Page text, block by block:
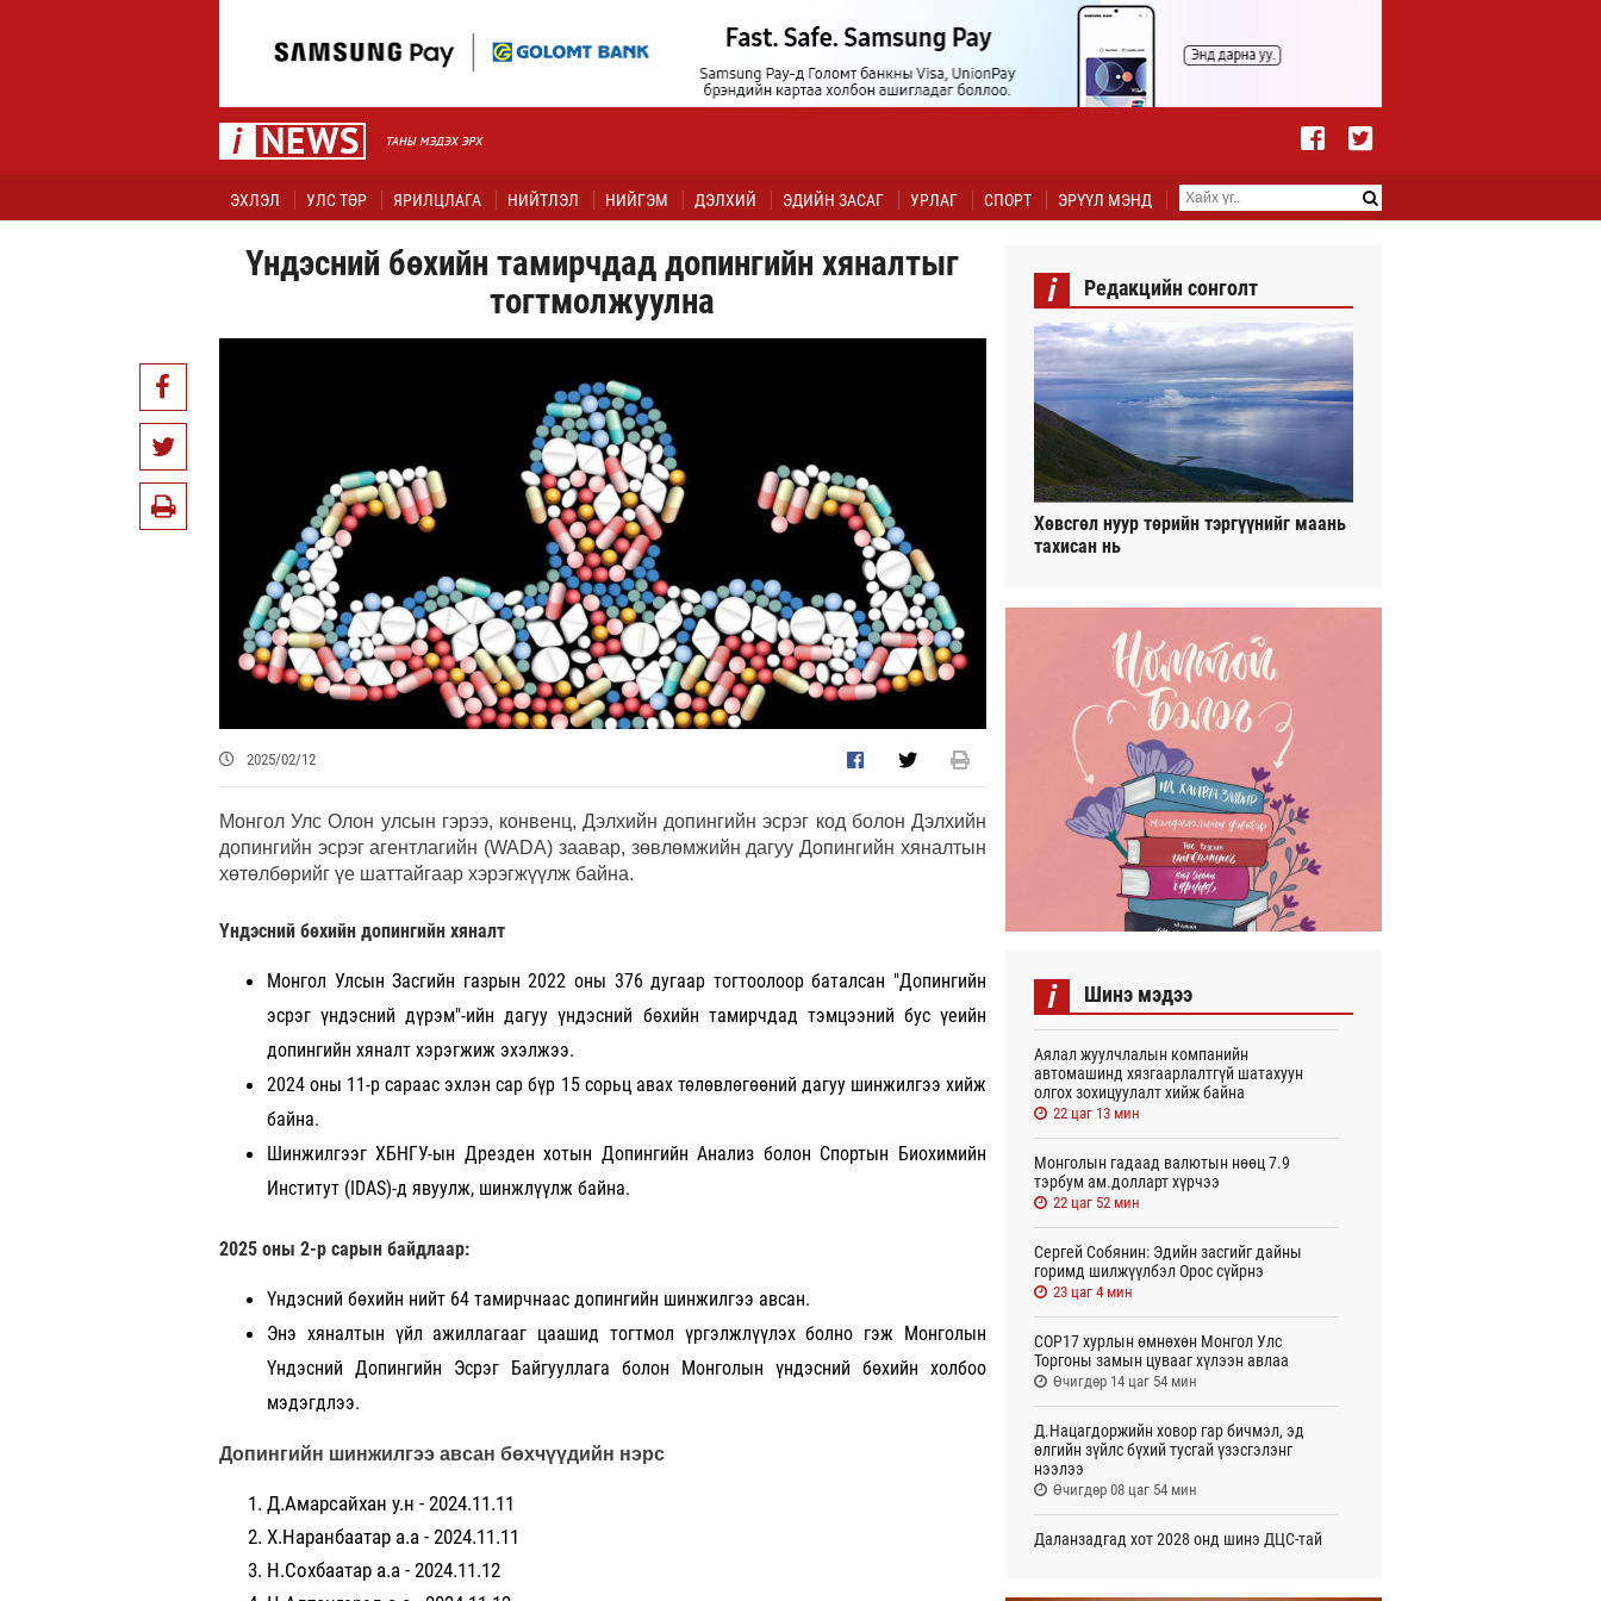
ЭХЛЭЛ УЛС ТӨР ЯРИЛЦЛАГА НИЙТЛЭЛ НИЙГЭМ ДЭЛХИЙ ЭДИЙН ЗАСАГ УРЛАГ СПОРТ ЭРҮҮЛ МЭНД
Үндэсний бөхийн тамирчдад допингийн хяналтыг
тогтмолжуулна
2025/02/12
Монгол Улс Олон улсын гэрээ, конвенц, Дэлхийн допингийн эсрэг код болон Дэлхийн
допингийн эсрэг агентлагийн (WADA) заавар, зөвлөмжийн дагуу Допингийн хяналтын
хөтөлбөрийг үе шаттайгаар хэрэгжүүлж байна.
Үндэсний бөхийн допингийн хяналт
Монгол Улсын Засгийн газрын 2022 оны 376 дугаар тогтоолоор баталсан "Допингийн
эсрэг үндэсний дүрэм"-ийн дагуу үндэсний бөхийн тамирчдад тэмцээний бус үеийн
допингийн хяналт хэрэгжиж эхэлжээ.
2024 оны 11-р сараас эхлэн сар бүр 15 сорьц авах төлөвлөгөөний дагуу шинжилгээ хийж
байна.
Шинжилгээг ХБНГУ-ын Дрезден хотын Допингийн Анализ болон Спортын Биохимийн
Институт (IDAS)-д явуулж, шинжлүүлж байна.
2025 оны 2-р сарын байдлаар:
Үндэсний бөхийн нийт 64 тамирчнаас допингийн шинжилгээ авсан.
Энэ хяналтын үйл ажиллагааг цаашид тогтмол үргэлжлүүлэх болно гэж Монголын
Үндэсний Допингийн Эсрэг Байгууллага болон Монголын үндэсний бөхийн холбоо
мэдэгдлээ.
Допингийн шинжилгээ авсан бөхчүүдийн нэрс
Д.Амарсайхан у.н - 2024.11.11
Х.Наранбаатар а.а - 2024.11.11
Н.Сохбаатар а.а - 2024.11.12
i Редакцийн сонголт
Хөвсгөл нуур төрийн тэргүүнийг маань
тахисан нь
i Шинэ мэдээ
Аялал жуулчлалын компанийн
автомашинд хязгаарлалтгүй шатахуун
олгох зохицуулалт хийж байна
22 цаг 13 мин
Монголын гадаад валютын нөөц 7.9
тэрбум ам.долларт хүрчээ
22 цаг 52 мин
Сергей Собянин: Эдийн засгийг дайны
горимд шилжүүлбэл Орос сүйрнэ
23 цаг 4 мин
COP17 хурлын өмнөхөн Монгол Улс
Торгоны замын цувааг хүлээн авлаа
Өчигдөр 14 цаг 54 мин
Д.Нацагдоржийн ховор гар бичмэл, эд
өлгийн зүйлс бүхий тусгай үзэсгэлэнг
нээлээ
Өчигдөр 08 цаг 54 мин
Даланзадгад хот 2028 онд шинэ ДЦС-тай